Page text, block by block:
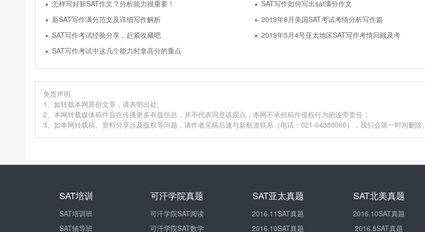
怎样写好新SAT作文？分析能力很重要！
SAT写作如何写出sat满分作文
新SAT写作满分范文及详细写作解析
2019年8月美国SAT考试考情分析写作篇
SAT写作考试经验分享，赶紧收藏吧
2019年5月4号亚太地区SAT写作考情回顾及考
SAT写作考试中这几个能力时拿高分的重点
免责声明
1、如转载本网原创文章，请表明出处;
2、本网转载媒体稿件旨在传播更多有益信息，并不代表同意该观点，本网不承担稿件侵权行为的连带责任；
3、如本网转载稿、资料分享涉及版权等问题，请作者见稿后速与新航道联系（电话：021-64380066），我们会第一时间删除。
SAT培训
SAT培训班
SAT辅导班
可汗学院真题
可汗学院SAT阅读
可汗学院SAT数学
SAT亚太真题
2016.11SAT真题
2016.10SAT真题
SAT北美真题
2016.10SAT真题
2016.5SAT真题